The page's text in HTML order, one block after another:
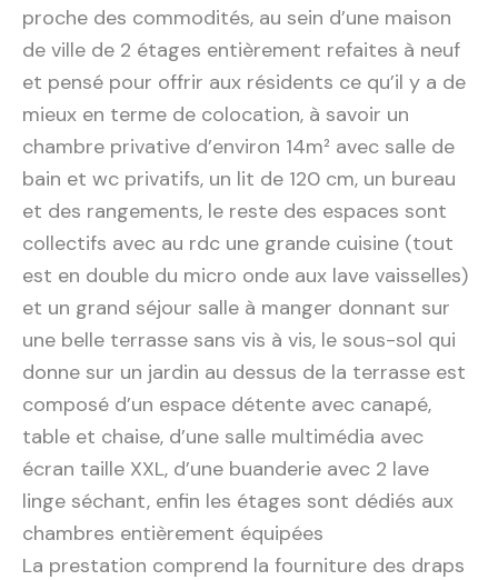
proche des commodités, au sein d’une maison
de ville de 2 étages entièrement refaites à neuf
et pensé pour offrir aux résidents ce qu’il y a de
mieux en terme de colocation, à savoir un
chambre privative d’environ 14m² avec salle de
bain et wc privatifs, un lit de 120 cm, un bureau
et des rangements, le reste des espaces sont
collectifs avec au rdc une grande cuisine (tout
est en double du micro onde aux lave vaisselles)
et un grand séjour salle à manger donnant sur
une belle terrasse sans vis à vis, le sous-sol qui
donne sur un jardin au dessus de la terrasse est
composé d’un espace détente avec canapé,
table et chaise, d’une salle multimédia avec
écran taille XXL, d’une buanderie avec 2 lave
linge séchant, enfin les étages sont dédiés aux
chambres entièrement équipées
La prestation comprend la fourniture des draps